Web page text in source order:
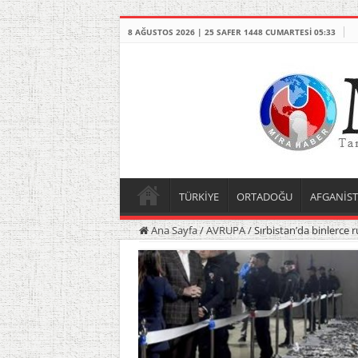
8 AĞUSTOS 2026 | 25 SAFER 1448 CUMARTESI 05:33
TÜRKİYE ORTADOĞU
Ana Sayfa/AVRUPA/Sırbistan’da binlerce